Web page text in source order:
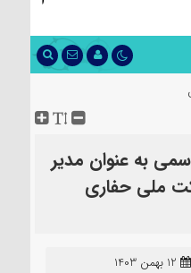
به عنوان مدیر
ملی حفاری
12 بهمن 1403